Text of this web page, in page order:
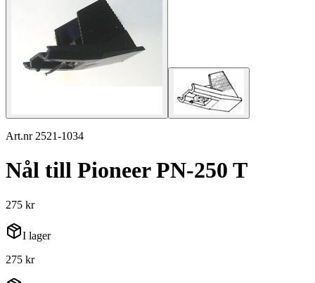
Art.nr 2521-1034
Nål till Pioneer PN-250 T
275 kr
I lager
275 kr